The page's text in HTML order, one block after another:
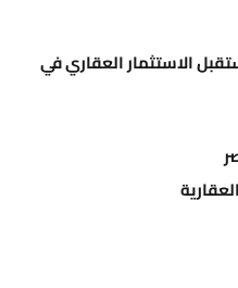
الاستثمار العقاري في